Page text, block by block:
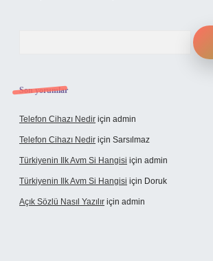
Son yorumlar
Telefon Cihazı Nedir için admin
Telefon Cihazı Nedir için Sarsılmaz
Türkiyenin Ilk Avm Si Hangisi için admin
Türkiyenin Ilk Avm Si Hangisi için Doruk
Açık Sözlü Nasıl Yazılır için admin